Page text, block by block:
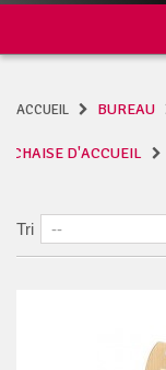
ACCUEIL BUREAU
CHAISE D'ACCUEIL
Tri